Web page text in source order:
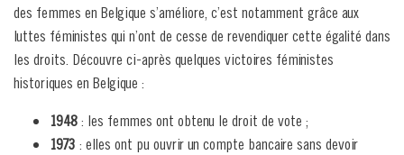
des femmes en Belgique s’améliore, c’est notamment grâce aux
luttes féministes qui n’ont de cesse de revendiquer cette égalité dans
les droits. Découvre ci-après quelques victoires féministes
historiques en Belgique :
1948: les femmes ont obtenu le droit de vote ;
1973 : elles ont pu ouvrir un compte bancaire sans devoir